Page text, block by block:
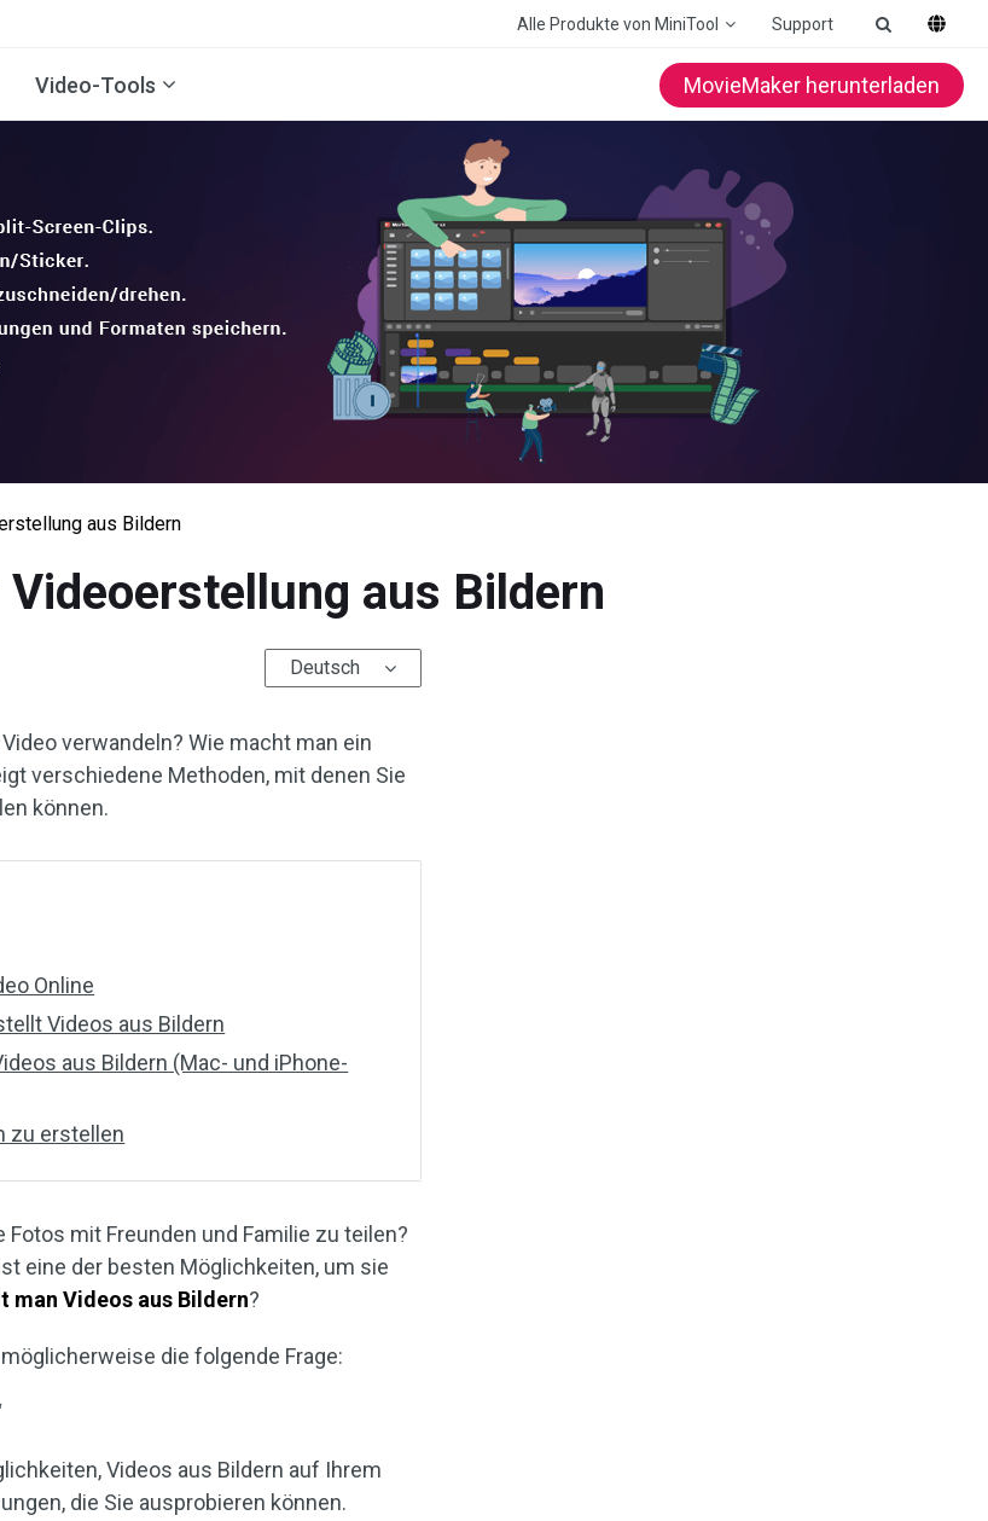
Alle Produkte von MiniTool Support
Video-Tools MovieMaker herunterladen
aus Bildern
aus Bildern
Deutsch
verwandeln? Wie macht man ein
verschiedene Methoden, mit denen Sie
können.
Online
Videos aus Bildern
aus Bildern (Mac- und iPhone-
zu erstellen
mit Freunden und Familie zu teilen?
eine der besten Möglichkeiten, um sie
man Videos aus Bildern?
die folgende Frage:
Videos aus Bildern auf Ihrem
die Sie ausprobieren können.